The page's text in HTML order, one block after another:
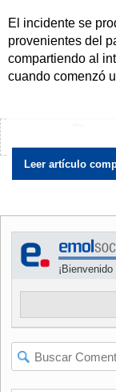
El incidente se
provenientes del
compartiendo al
cuando comenzó
"Uno de los
esta otra
cayendo en la vía
La víctima resultó
en el lugar
quien fue
buscado por
Leer artículo
¡Bienvenido